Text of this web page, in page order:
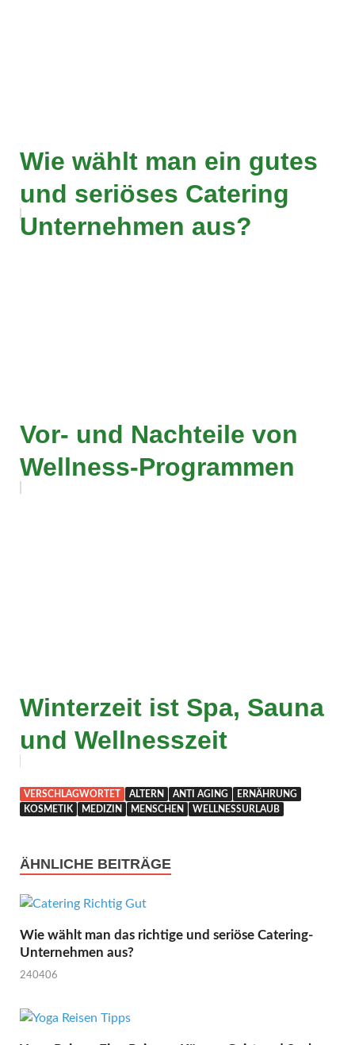
Wie wählt man ein gutes
und seriöses Catering
Unternehmen aus?
Vor- und Nachteile von
Wellness-Programmen
Winterzeit ist Spa, Sauna
und Wellnesszeit
VERSCHLAGWORTET ALTERN ANTI AGING
ERNÄHRUNG
KOSMETIK
MEDIZIN MENSCHEN WELLNESSURLAUB
ÄHNLICHE BEITRÄGE
Wie wählt man das richtige und seriöse Catering-
Unternehmen aus?
240406